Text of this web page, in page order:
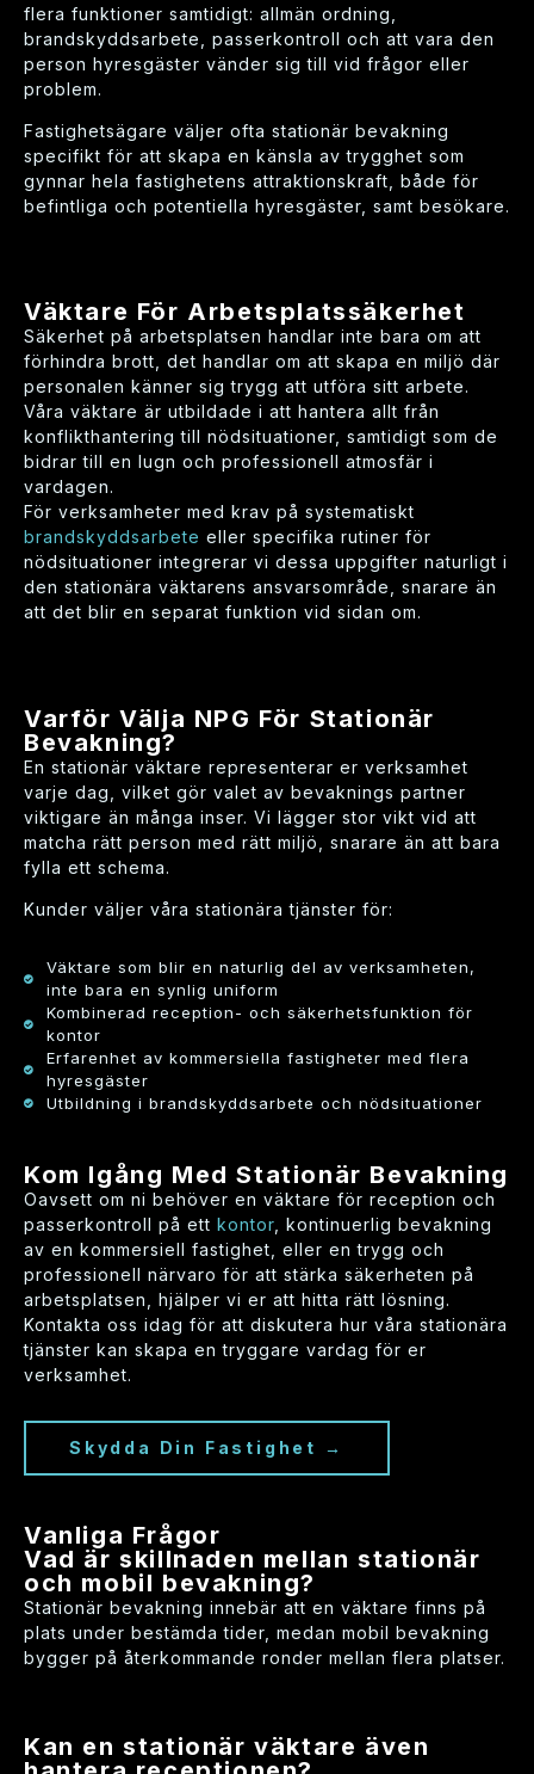
flera funktioner samtidigt: allmän ordning,
brandskyddsarbete, passerkontroll och att vara den
person hyresgäster vänder sig till vid frågor eller
problem.
Fastighetsägare väljer ofta stationär bevakning
specifikt för att skapa en känsla av trygghet som
gynnar hela fastighetens attraktionskraft, både för
befintliga och potentiella hyresgäster, samt besökare.
Väktare För Arbetsplatssäkerhet
Säkerhet på arbetsplatsen handlar inte bara om att
förhindra brott, det handlar om att skapa en miljö där
personalen känner sig trygg att utföra sitt arbete.
Våra väktare är utbildade i att hantera allt från
konflikthantering till nödsituationer, samtidigt som de
bidrar till en lugn och professionell atmosfär i
vardagen.
För verksamheter med krav på systematiskt
brandskyddsarbete eller specifika rutiner för
nödsituationer integrerar vi dessa uppgifter naturligt i
den stationära väktarens ansvarsområde, snarare än
att det blir en separat funktion vid sidan om.
Varför Välja NPG För Stationär
Bevakning?
En stationär väktare representerar er verksamhet
varje dag, vilket gör valet av bevaknings partner
viktigare än många inser. Vi lägger stor vikt vid att
matcha rätt person med rätt miljö, snarare än att bara
fylla ett schema.
Kunder väljer våra stationära tjänster för:
Väktare som blir en naturlig del av verksamheten,
inte bara en synlig uniform
Kombinerad reception- och säkerhetsfunktion för
kontor
Erfarenhet av kommersiella fastigheter med flera
hyresgäster
Utbildning i brandskyddsarbete och nödsituationer
Kom Igång Med Stationär Bevakning
Oavsett om ni behöver en väktare för reception och
passerkontroll på ett kontor , kontinuerlig bevakning
av en kommersiell fastighet, eller en trygg och
professionell närvaro för att stärka säkerheten på
arbetsplatsen, hjälper vi er att hitta rätt lösning.
Kontakta oss idag för att diskutera hur våra stationära
tjänster kan skapa en tryggare vardag för er
verksamhet.
Skydda Din Fastighet →
Vanliga Frågor
Vad är skillnaden mellan stationär
och mobil bevakning?
Stationär bevakning innebär att en väktare finns på
plats under bestämda tider, medan mobil bevakning
bygger på återkommande ronder mellan flera platser.
Kan en stationär väktare även